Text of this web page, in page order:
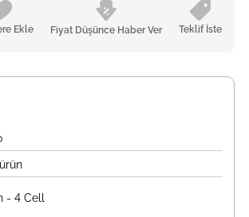
Ekle Fiyat Düşünce Haber Ver Teklif İste
- 4 Cell